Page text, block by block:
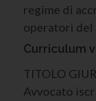
regime di
operatori del
Curriculum
TITOLO
Avvocato